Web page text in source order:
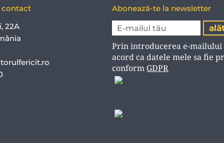
contact
22A
Abonează-te la newsletter
Prin introducerea e-mailului
acord ca datele mele sa fie
conform GDPR